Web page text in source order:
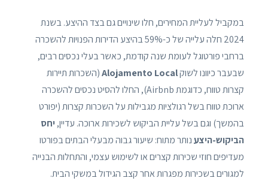
במקביל לעליית המחירים, חלו שינויים גם בצד ההיצע. בשנת
2024 חלה עלייה של כ-59% בהיצע הדירות הפנויות להשכרה
ברחבי פורטוגל לעומת שנה קודמת, כאשר בעלי נכסים רבים,
שבעבר כיוונו לשוקAlojamento Local(השכרות תיירות
קצרות טווח, כדוגמת Airbnb), החלו להסיט נכסים להשכרה
ארוכת טווח בשל רגולציות מגבילות על השכרות קצרות (יפורט
בהמשך) וגם בשל עליית הביקוש לשכירות ארוכה. עדיין,יחס
הביקוש-היצענותר מתוח: שיעור גבוה מבעלי הבתים בפורטו
מעדיפים חוזי שכירות קצרים או לשימוש עצמי, והתחלות הבנייה
למגורים בשכירות מפגרות אחר קצב הגידול במשקי הבית.